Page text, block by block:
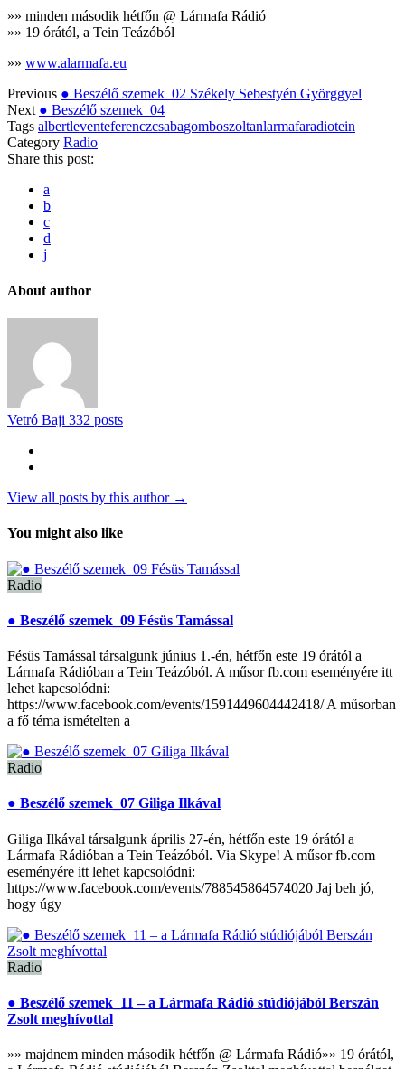
»» minden második hétfőn @ Lármafa Rádió
»» 19 órától, a Tein Teázóból
»» www.alarmafa.eu
Previous ● Beszélő szemek_02 Székely Sebestyén Györggyel
Next ● Beszélő szemek_04
Tags albertleventeferenczcsabagomboszoltanlarmafaradiotein
Category Radio
Share this post:
a
b
c
d
j
About author
Vetró Baji 332 posts
View all posts by this author →
You might also like
Radio
● Beszélő szemek_09 Fésüs Tamással
Fésüs Tamással társalgunk június 1.-én, hétfőn este 19 órától a
Lármafa Rádióban a Tein Teázóból. A műsor fb.com eseményére itt
lehet kapcsolódni:
https://www.facebook.com/events/1591449604442418/ A műsorban
a fő téma ismételten a
Radio
● Beszélő szemek_07 Giliga Ilkával
Giliga Ilkával társalgunk április 27-én, hétfőn este 19 órától a
Lármafa Rádióban a Tein Teázóból. Via Skype! A műsor fb.com
eseményére itt lehet kapcsolódni:
https://www.facebook.com/events/788545864574020 Jaj beh jó,
hogy úgy
Radio
● Beszélő szemek_11 – a Lármafa Rádió stúdiójából Berszán
Zsolt meghívottal
»» majdnem minden második hétfőn @ Lármafa Rádió»» 19 órától,